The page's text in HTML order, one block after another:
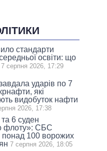
стандарти
освіти: що
7 серпня 2026, 17:29
ударів по 7
які
видобуток нафти
2026, 17:38
6 суден
флоту»: СБС
понад 100 ворожих
7 серпня 2026, 18:05